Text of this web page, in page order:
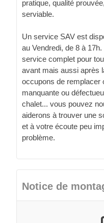
pratique, qualité
serviable.
Un service SAV est
au Vendredi, de 8 à
service complet pour
avant mais aussi après
occupons de remplacer
manquante ou
chalet... vous pouvez
aiderons à trouver une
et à votre écoute peu
problème.
Notice de